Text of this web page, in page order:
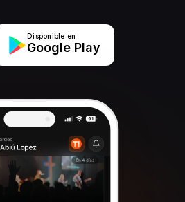
Disponible en
Google Play